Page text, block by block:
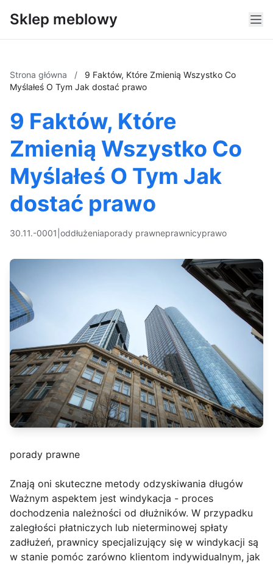
Sklep meblowy
Strona główna /
9 Faktów, Które Zmienią Wszystko Co
Myślałeś O Tym Jak dostać prawo
9 Faktów, Które
Zmienią Wszystko Co
Myślałeś O Tym Jak
dostać prawo
30.11.-0001 oddłużeniaporady prawneprawnicyprawo
porady prawne
Znają oni skuteczne metody odzyskiwania długów
Ważnym aspektem jest windykacja - proces
dochodzenia należności od dłużników. W przypadku
zaległości płatniczych lub nieterminowej spłaty
zadłużeń, prawnicy specjalizujący się w windykacji są
w stanie pomóc zarówno klientom indywidualnym, jak